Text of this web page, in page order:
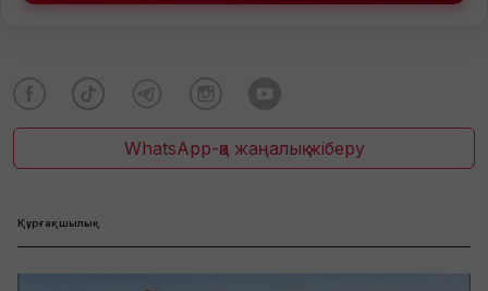
WhatsApp-қа жаңалық жіберу
Құрғақшылық